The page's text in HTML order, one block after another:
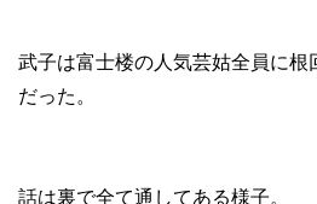
武子は富士楼の人気芸姑全員に根
だった。
話は裏で全て通してある様子。